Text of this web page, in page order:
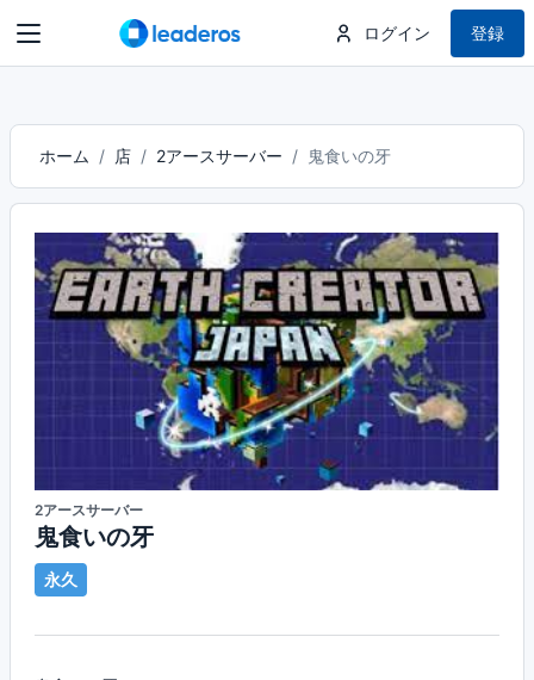
ログイン 登録
ホーム 店 2アースサーバー 鬼食いの牙
2アースサーバー
鬼食いの牙
永久